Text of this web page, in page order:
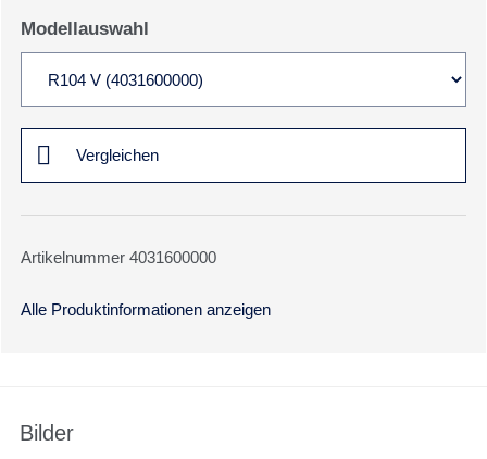
Modellauswahl
Vergleichen
Artikelnummer 4031600000
Alle Produktinformationen anzeigen
Bilder